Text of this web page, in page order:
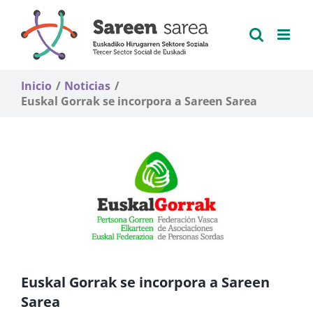
contenido
Inicio
Noticias
Euskal Gorrak se incorpora a Sareen Sarea
Euskal Gorrak se incorpora a Sareen
Sarea